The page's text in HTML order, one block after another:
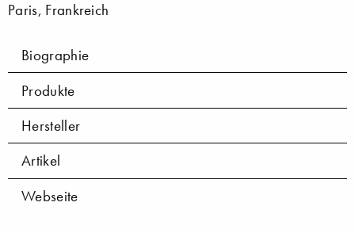
Paris, Frankreich
Biographie
Produkte
Hersteller
Artikel
Webseite